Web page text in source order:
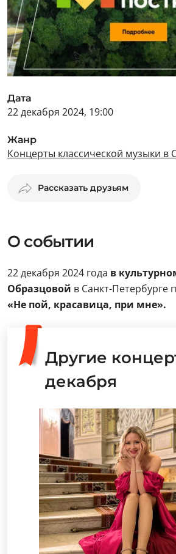
Дата
22 декабря 2024, 19:00
Жанр
Концерты классической музыки в
Рассказать друзьям
О событии
22 декабря 2024 года в
Образцовой в Санкт-Петербурге
«Не пой, красавица, при мне».
Другие
декабря